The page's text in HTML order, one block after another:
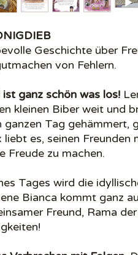
Geschichte über
von Fehlern.
ist ganz schön was los!
kleinen Biber weit und
ganzen Tag gehämmert,
liebt es, seinen Freunden
Freude zu machen.
Tages wird die
Bianca kommt ganz
Freund, Rama